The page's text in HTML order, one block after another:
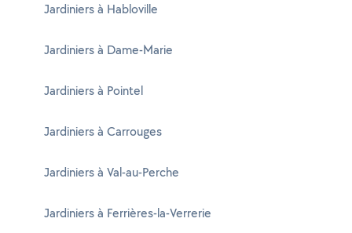
Jardiniers à Habloville
Jardiniers à Dame-Marie
Jardiniers à Pointel
Jardiniers à Carrouges
Jardiniers à Val-au-Perche
Jardiniers à Ferrières-la-Verrerie